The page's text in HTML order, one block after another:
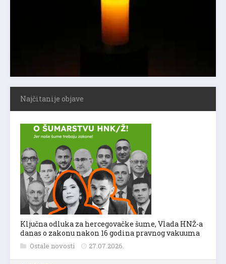
Najčitanije objave
Ključna odluka za hercegovačke šume, Vlada HNŽ-a
danas o zakonu nakon 16 godina pravnog vakuuma
Ostale novosti 27.07.2026.